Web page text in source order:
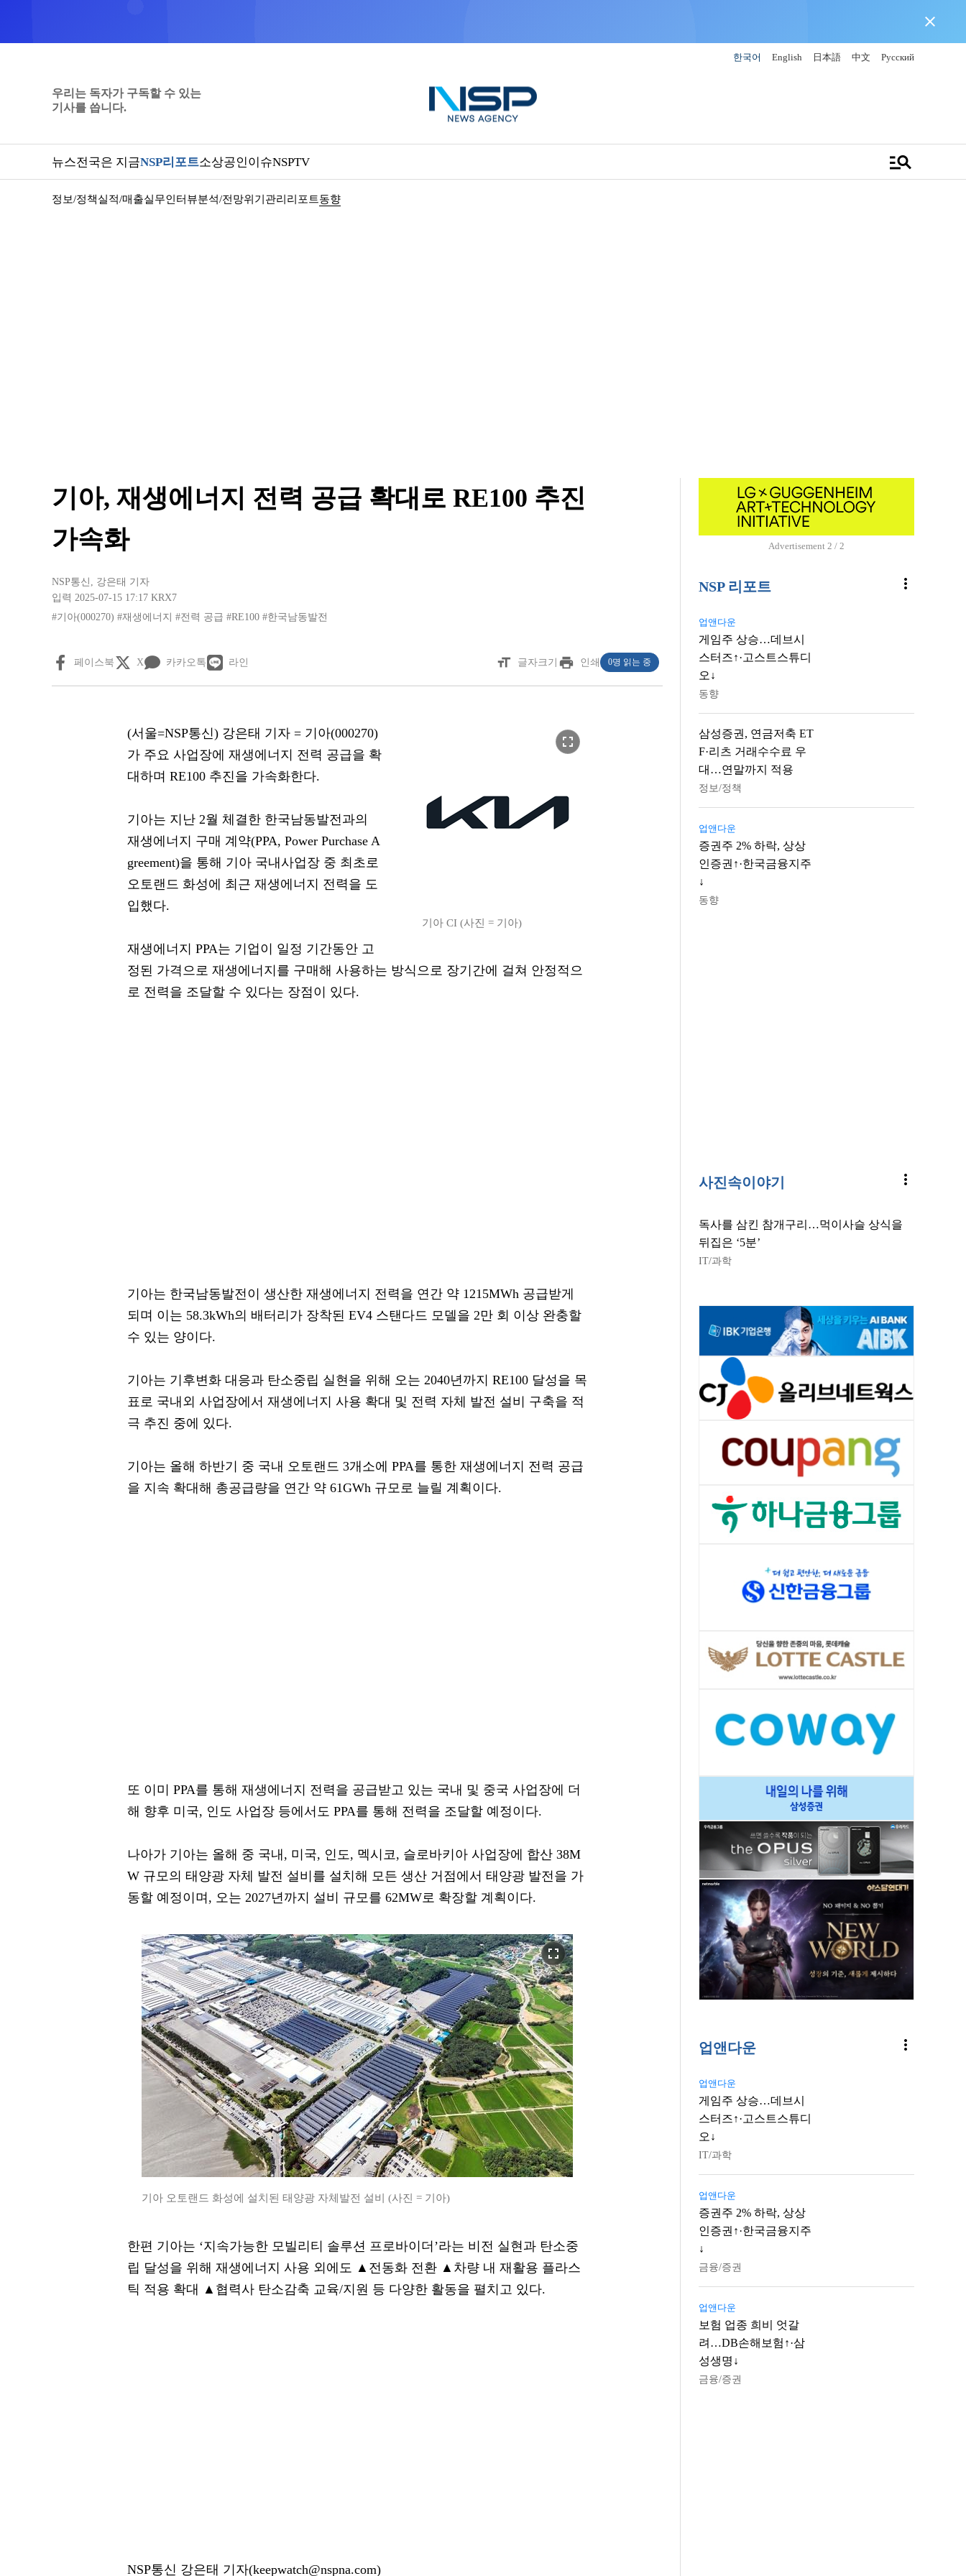
close
한국어 English 日本語 中文 Русский
우리는 독자가 구독할 수 있는
기사를 씁니다.
뉴스전국은 지금NSP리포트소상공인이슈NSPTV manage_search
정보/정책실적/매출실무인터뷰분석/전망위기관리 리포트동향
기아, 재생에너지 전력 공급 확대로 RE100 추진
가속화
NSP통신 , 강은태 기자
입력 2025-07-15 17:17 KRX7
#기아(000270) #재생에너지 #전력 공급 #RE100 #한국남동발전
페이스북 X 카카오톡 라인 format_size 글자크기 print 인쇄 0명 읽는 중
fullscreen
기아 CI (사진 = 기아)
(서울=NSP통신) 강은태 기자 = 기아(000270)
가 주요 사업장에 재생에너지 전력 공급을 확
대하며 RE100 추진을 가속화한다.
기아는 지난 2월 체결한 한국남동발전과의
재생에너지 구매 계약(PPA, Power Purchase A
greement)을 통해 기아 국내사업장 중 최초로
오토랜드 화성에 최근 재생에너지 전력을 도
입했다.
재생에너지 PPA는 기업이 일정 기간동안 고
정된 가격으로 재생에너지를 구매해 사용하는 방식으로 장기간에 걸쳐 안정적으
로 전력을 조달할 수 있다는 장점이 있다.
기아는 한국남동발전이 생산한 재생에너지 전력을 연간 약 1215MWh 공급받게
되며 이는 58.3kWh의 배터리가 장착된 EV4 스탠다드 모델을 2만 회 이상 완충할
수 있는 양이다.
기아는 기후변화 대응과 탄소중립 실현을 위해 오는 2040년까지 RE100 달성을 목
표로 국내외 사업장에서 재생에너지 사용 확대 및 전력 자체 발전 설비 구축을 적
극 추진 중에 있다.
기아는 올해 하반기 중 국내 오토랜드 3개소에 PPA를 통한 재생에너지 전력 공급
을 지속 확대해 총공급량을 연간 약 61GWh 규모로 늘릴 계획이다.
또 이미 PPA를 통해 재생에너지 전력을 공급받고 있는 국내 및 중국 사업장에 더
해 향후 미국, 인도 사업장 등에서도 PPA를 통해 전력을 조달할 예정이다.
나아가 기아는 올해 중 국내, 미국, 인도, 멕시코, 슬로바키아 사업장에 합산 38M
W 규모의 태양광 자체 발전 설비를 설치해 모든 생산 거점에서 태양광 발전을 가
동할 예정이며, 오는 2027년까지 설비 규모를 62MW로 확장할 계획이다.
fullscreen
기아 오토랜드 화성에 설치된 태양광 자체발전 설비 (사진 = 기아)
한편 기아는 ‘지속가능한 모빌리티 솔루션 프로바이더’라는 비전 실현과 탄소중
립 달성을 위해 재생에너지 사용 외에도 ▲전동화 전환 ▲차량 내 재활용 플라스
틱 적용 확대 ▲협력사 탄소감축 교육/지원 등 다양한 활동을 펼치고 있다.
NSP통신 강은태 기자(keepwatch@nspna.com)
Advertisement 1 / 2
NSP 리포트 more_vert
업앤다운
게임주 상승…데브시
스터즈↑·고스트스튜디
오↓
동향
삼성증권, 연금저축 ET
F·리츠 거래수수료 우
대…연말까지 적용
정보/정책
업앤다운
증권주 2% 하락, 상상
인증권↑·한국금융지주
↓
동향
사진속이야기 more_vert
독사를 삼킨 참개구리…먹이사슬 상식을
뒤집은 ‘5분’
IT/과학
업앤다운 more_vert
업앤다운
게임주 상승…데브시
스터즈↑·고스트스튜디
오↓
IT/과학
업앤다운
증권주 2% 하락, 상상
인증권↑·한국금융지주
↓
금융/증권
업앤다운
보험 업종 희비 엇갈
려…DB손해보험↑·삼
성생명↓
금융/증권